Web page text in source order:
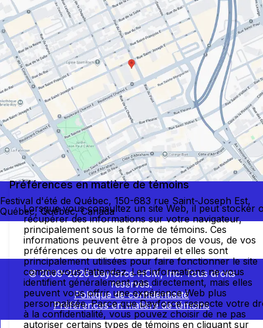
Festival d'été de Québec, 150-683 rue Saint-Joseph Est,
Québec, Québec, Canada
© 2009–2026 Dayforce HCM, Inc. Tous droits
réservés.
Politique de confidentialité
Préférences en matière de témoins
Préférences en matière de témoins
Lorsque vous consultez un site Web, il peut stocker
récupérer des informations sur votre navigateur,
principalement sous la forme de témoins. Ces
informations peuvent être à propos de vous, de vos
préférences ou de votre appareil et elles sont
principalement utilisées pour faire fonctionner le site
comme vous l’attendez. Les informations ne vous
identifient généralement pas directement, mais elles
peuvent vous offrir une expérience Web plus
personnalisée. Parce que Dayforce respecte votre
à la confidentialité, vous pouvez choisir de ne pas
autoriser certains types de témoins en cliquant sur